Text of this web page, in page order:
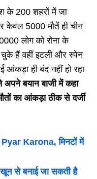
के 200 शहरों में जा
केवल 5000 मौतें ही चीन
लोग को रोना के
हैं वहीं इटली और स्पेन
आंकड़ा ही बंद नहीं हो रहा
अपने बयान बाजी में कहा
का आंकड़ा ठीक से दर्जी
Pyar Karona, मिनटों में
खून से बनाई जा सकती है